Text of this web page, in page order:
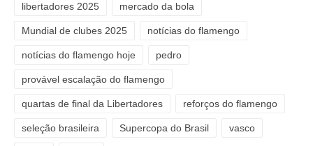
libertadores 2025 mercado da bola
Mundial de clubes 2025 notícias do flamengo
notícias do flamengo hoje pedro
provável escalação do flamengo
quartas de final da Libertadores reforços do flamengo
seleção brasileira Supercopa do Brasil vasco